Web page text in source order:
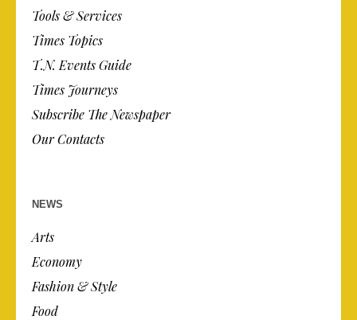
Tools & Services
Times Topics
T.N. Events Guide
Times Journeys
Subscribe The Newspaper
Our Contacts
NEWS
Arts
Economy
Fashion & Style
Food